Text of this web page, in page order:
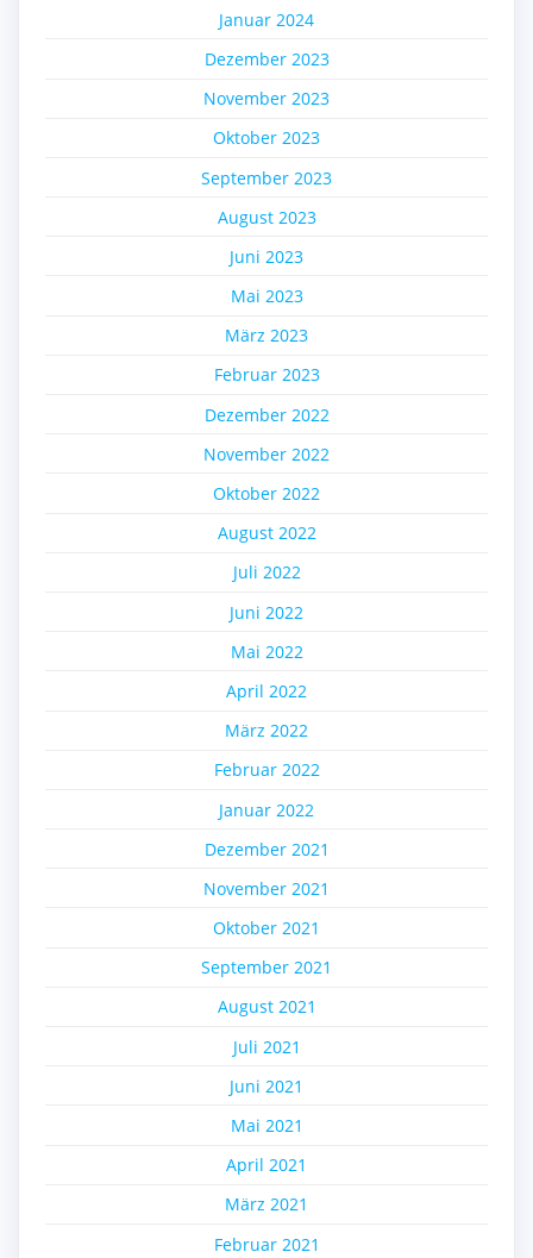
Januar 2024
Dezember 2023
November 2023
Oktober 2023
September 2023
August 2023
Juni 2023
Mai 2023
März 2023
Februar 2023
Dezember 2022
November 2022
Oktober 2022
August 2022
Juli 2022
Juni 2022
Mai 2022
April 2022
März 2022
Februar 2022
Januar 2022
Dezember 2021
November 2021
Oktober 2021
September 2021
August 2021
Juli 2021
Juni 2021
Mai 2021
April 2021
März 2021
Februar 2021